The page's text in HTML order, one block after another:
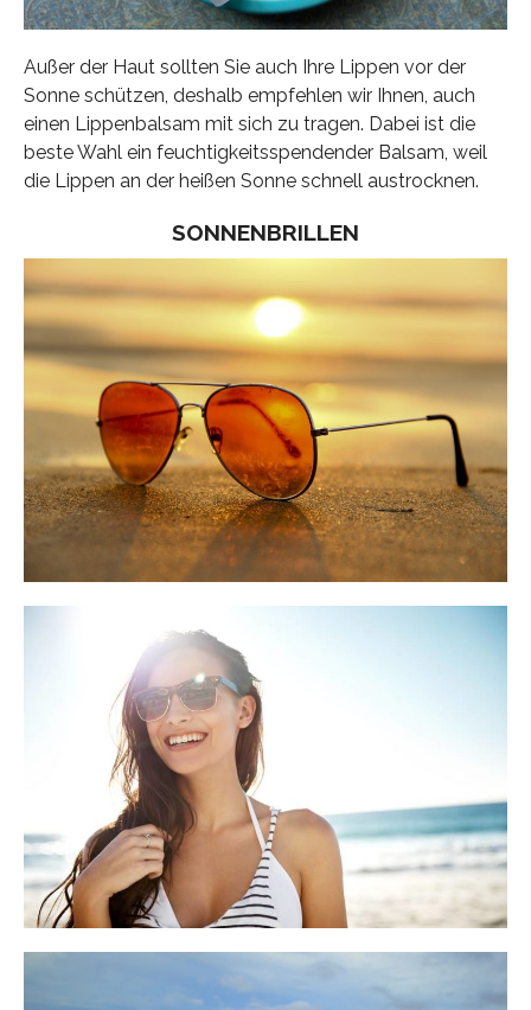
Außer der Haut sollten Sie auch Ihre Lippen vor der
Sonne schützen, deshalb empfehlen wir Ihnen, auch
einen Lippenbalsam mit sich zu tragen. Dabei ist die
beste Wahl ein feuchtigkeitsspendender Balsam, weil
die Lippen an der heißen Sonne schnell austrocknen.
SONNENBRILLEN